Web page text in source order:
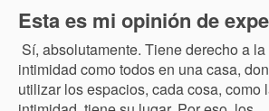
Esta es mi opinión de
Sí, absolutamente. Tiene derecho a la
intimidad como todos en una casa,
utilizar los espacios, cada cosa, como